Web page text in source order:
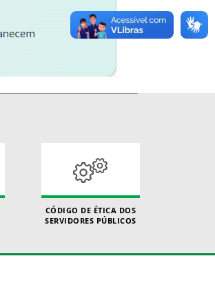
CÓDIGO DE ÉTICA DOS
SERVIDORES PÚBLICOS